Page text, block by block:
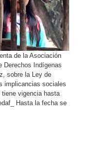
de la Asociación
Derechos Indígenas
sobre la Ley de
implicancias sociales
vigencia hasta
Hasta la fecha se